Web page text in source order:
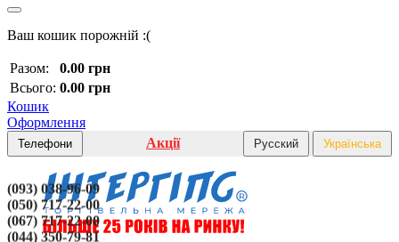
Ваш кошик порожній :(
Разом:
0.00 грн
Всього: 0.00 грн
Кошик
Оформлення
Телефони
(093) 038-96-09
(050) 717-22-00
(067) 717-22-00
(044) 350-79-81
Акції Русский Українська